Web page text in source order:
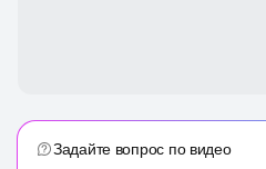
Задайте вопрос по видео